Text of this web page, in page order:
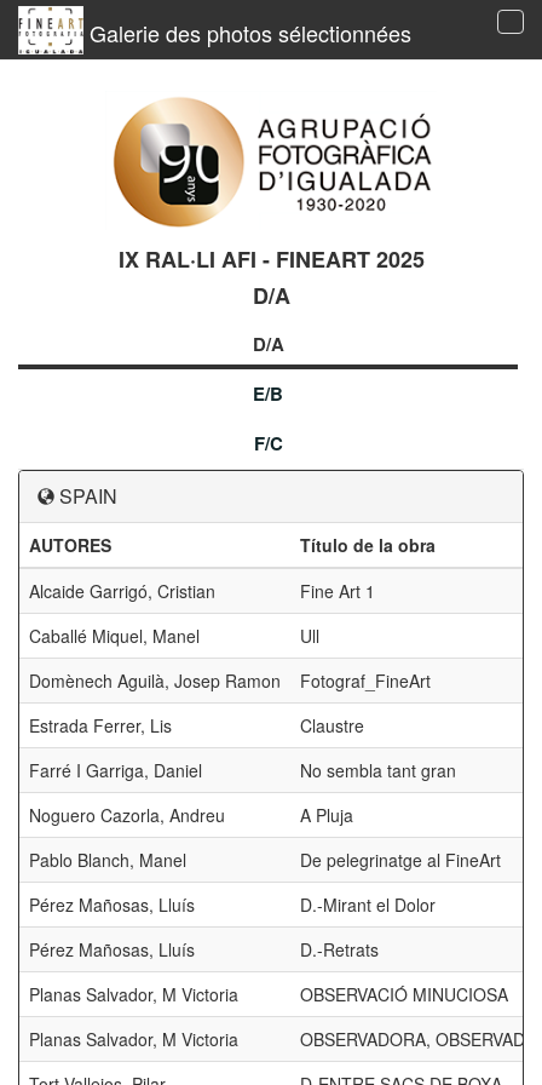
Galerie des photos sélectionnées
IX RAL·LI AFI - FINEART 2025
D/A
D/A
E/B
F/C
SPAIN
AUTORES
Título de la obra
Alcaide Garrigó, Cristian
Fine Art 1
Caballé Miquel, Manel
Ull
Domènech Aguilà, Josep Ramon
Fotograf_FineArt
Estrada Ferrer, Lis
Claustre
Farré I Garriga, Daniel
No sembla tant gran
Noguero Cazorla, Andreu
A Pluja
Pablo Blanch, Manel
De pelegrinatge al FineArt
Pérez Mañosas, Lluís
D.-Mirant el Dolor
Pérez Mañosas, Lluís
D.-Retrats
Planas Salvador, M Victoria
OBSERVACIÓ MINUCIOSA
Planas Salvador, M Victoria
OBSERVADORA, OBSERVADA